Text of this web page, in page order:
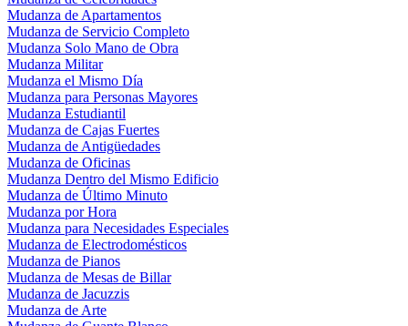
Mudanza de Apartamentos
Mudanza de Servicio Completo
Mudanza Solo Mano de Obra
Mudanza Militar
Mudanza el Mismo Día
Mudanza para Personas Mayores
Mudanza Estudiantil
Mudanza de Cajas Fuertes
Mudanza de Antigüedades
Mudanza de Oficinas
Mudanza Dentro del Mismo Edificio
Mudanza de Último Minuto
Mudanza por Hora
Mudanza para Necesidades Especiales
Mudanza de Electrodomésticos
Mudanza de Pianos
Mudanza de Mesas de Billar
Mudanza de Jacuzzis
Mudanza de Arte